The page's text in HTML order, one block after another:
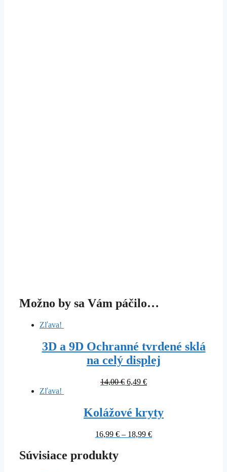
Možno by sa Vám páčilo…
Zľava!
3D a 9D Ochranné tvrdené sklá
na celý displej
14,00€ 6,49 €
Zľava!
Kolážové kryty
16,99 € – 18,99 €
Súvisiace produkty